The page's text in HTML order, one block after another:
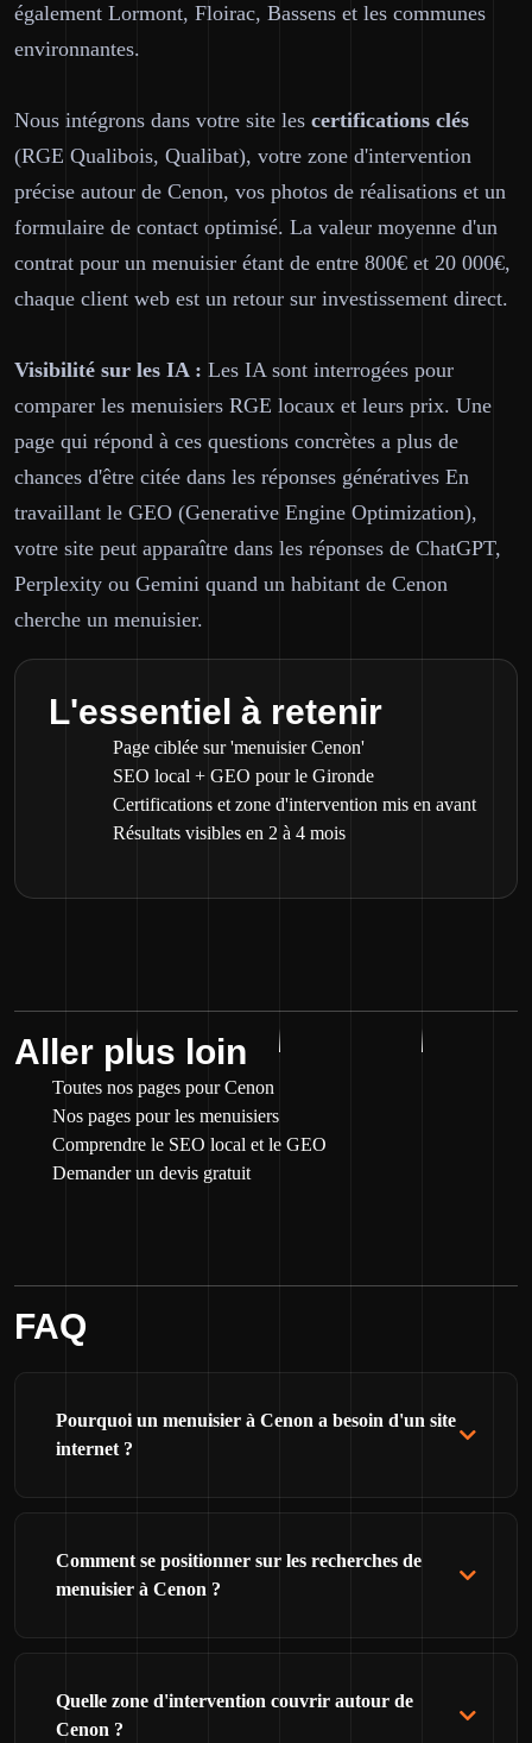
également Lormont, Floirac, Bassens et les communes
environnantes.
Nous intégrons dans votre site les certifications clés
(RGE Qualibois, Qualibat), votre zone d'intervention
précise autour de Cenon, vos photos de réalisations et un
formulaire de contact optimisé. La valeur moyenne d'un
contrat pour un menuisier étant de entre 800€ et 20 000€,
chaque client web est un retour sur investissement direct.
Visibilité sur les IA : Les IA sont interrogées pour
comparer les menuisiers RGE locaux et leurs prix. Une
page qui répond à ces questions concrètes a plus de
chances d'être citée dans les réponses génératives En
travaillant le GEO (Generative Engine Optimization),
votre site peut apparaître dans les réponses de ChatGPT,
Perplexity ou Gemini quand un habitant de Cenon
cherche un menuisier.
L'essentiel à retenir
Page ciblée sur 'menuisier Cenon'
SEO local + GEO pour le Gironde
Certifications et zone d'intervention mis en avant
Résultats visibles en 2 à 4 mois
Aller plus loin
Toutes nos pages pour Cenon
Nos pages pour les menuisiers
Comprendre le SEO local et le GEO
Demander un devis gratuit
FAQ
Pourquoi un menuisier à Cenon a besoin d'un site
internet ?
Comment se positionner sur les recherches de
menuisier à Cenon ?
Quelle zone d'intervention couvrir autour de
Cenon ?